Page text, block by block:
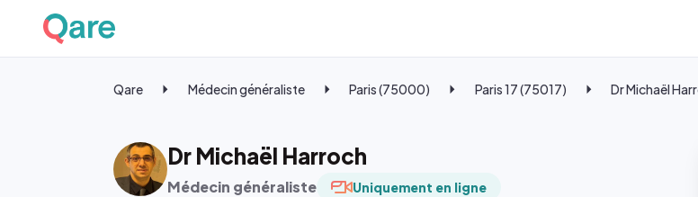
Qare Médecin généraliste Paris (75000) Paris 17 (75017) Dr Michaël
Dr Michaël Harroch
Médecin généraliste Uniquement en ligne